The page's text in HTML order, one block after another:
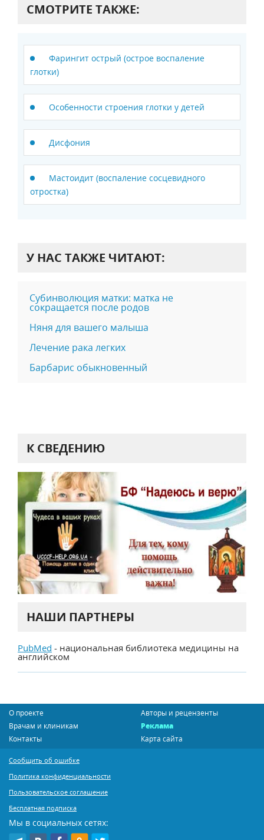
СМОТРИТЕ ТАКЖЕ:
Фарингит острый (острое воспаление
глотки)
Особенности строения глотки у детей
Дисфония
Мастоидит (воспаление сосцевидного
отростка)
У НАС ТАКЖЕ ЧИТАЮТ:
Субинволюция матки: матка не
сокращается после родов
Няня для вашего малыша
Лечение рака легких
Барбарис обыкновенный
К СВЕДЕНИЮ
НАШИ ПАРТНЕРЫ
PubMed - национальная библиотека медицины на
английском
О проекте
Авторы и рецензенты
Врачам и клиникам
Реклама
Контакты
Карта сайта
Сообщить об ошибке
Политика конфиденциальности
Пользовательское соглашение
Бесплатная подписка
Мы в социальных сетях: